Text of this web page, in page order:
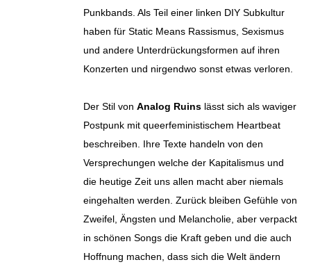
Punkbands. Als Teil einer linken DIY Subkultur
haben für Static Means Rassismus, Sexismus
und andere Unterdrückungsformen auf ihren
Konzerten und nirgendwo sonst etwas verloren.
Der Stil von Analog Ruins lässt sich als waviger
Postpunk mit queerfeministischem Heartbeat
beschreiben. Ihre Texte handeln von den
Versprechungen welche der Kapitalismus und
die heutige Zeit uns allen macht aber niemals
eingehalten werden. Zurück bleiben Gefühle von
Zweifel, Ängsten und Melancholie, aber verpackt
in schönen Songs die Kraft geben und die auch
Hoffnung machen, dass sich die Welt ändern